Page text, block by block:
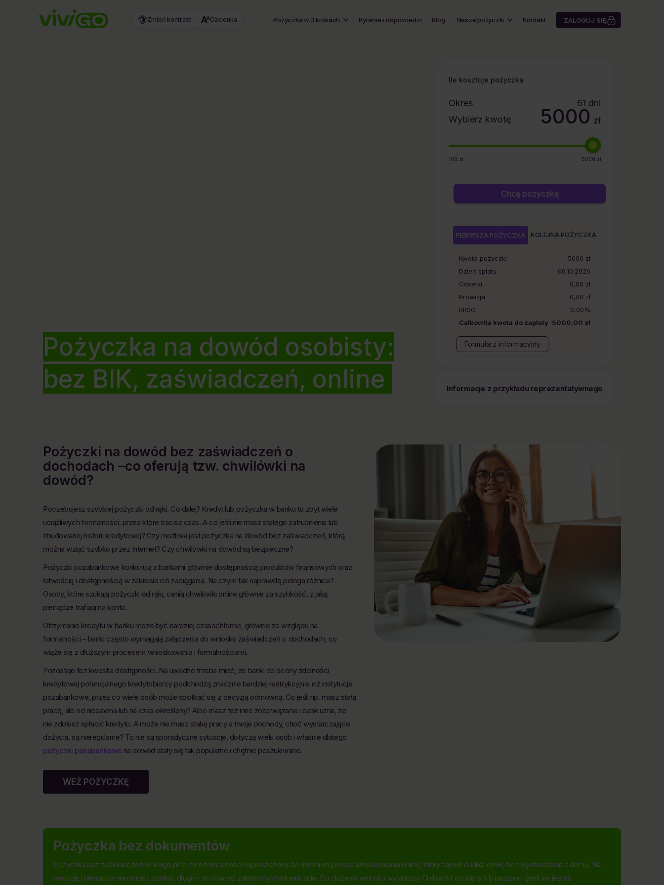
Zmień kontrast Czcionka Pożyczka w 3 krokach Pytania i odpowiedzi Blog Nasze pożyczki Kontakt ZALOGUJ SIĘ
Pożyczka na dowód osobisty:
bez BIK, zaświadczeń, online
Ile kosztuje pożyczka
Okres 61 dni
Wybierz kwotę
5000 zł
100 zł 5000 zł
Chcę pożyczkę
PIERWSZA POŻYCZKA KOLEJNA POŻYCZKA
Kwota pożyczki 5000 zł
Dzień spłaty
06.10.2026
Odsetki
0,00 zł
Prowizja
0,00 zł
RRSO
0,00%
Całkowita kwota do zapłaty 5000,00 zł
Formularz informacyjny
Informacje z przykładu reprezentatywnego
Pożyczki na dowód bez zaświadczeń o
dochodach –co oferują tzw. chwilówki na
dowód?
Potrzebujesz szybkiej pożyczki od ręki. Co dalej? Kredyt lub pożyczka w banku to zbyt wiele
uciążliwych formalności, przez które tracisz czas. A co jeśli nie masz stałego zatrudnienia lub
zbudowanej historii kredytowej? Czy możliwa jest pożyczka na dowód bez zaświadczeń, którą
można wziąć szybko przez Internet? Czy chwilówki na dowód są bezpieczne?
Pożyczki pozabankowe konkurują z bankami głównie dostępnością produktów finansowych oraz
łatwością i dostępnością w zakresie ich zaciągania. Na czym tak naprawdę polega różnica?
Osoby, które szukają pożyczki od ręki, cenią chwilówki online głównie za szybkość, z jaką
pieniądze trafiają na konto.
Otrzymanie kredytu w banku może być bardziej czasochłonne, głównie ze względu na
formalności – banki często wymagają załączenia do wniosku zaświadczeń o dochodach, co
wiąże się z dłuższym procesem wnioskowania i formalnościami.
Pozostaje też kwestia dostępności. Na uwadze trzeba mieć, że banki do oceny zdolności
kredytowej potencjalnego kredytobiorcy podchodzą znacznie bardziej restrykcyjnie niż instytucje
pozabankowe, przez co wiele osób może spotkać się z decyzją odmowną. Co jeśli np. masz stałą
pracę, ale od niedawna lub na czas określony? Albo masz też inne zobowiązania i bank uzna, że
nie zdołasz spłacić kredytu. A może nie masz stałej pracy a twoje dochody, choć wystarczające
dożycia, są nieregularne? To nie są sporadyczne sytuacje, dotyczą wielu osób i właśnie dlatego
pożyczki pozabankowe na dowód stały się tak popularne i chętnie poszukiwane.
WEŹ POŻYCZKĘ
Pożyczka bez dokumentów
Pożyczka bez zaświadczeń w vivigo.pl to zero formalności i uproszczony do minimum proces wnioskowania online, który zajmie ci kilka chwil, bez wychodzenia z domu. Na
decyzję i pieniądze nie musisz czekać długo – to również załatwimy błyskawicznie. Do złożenia wniosku wystarczy Ci dowód osobisty lub paszport (jeśli nie jesteś